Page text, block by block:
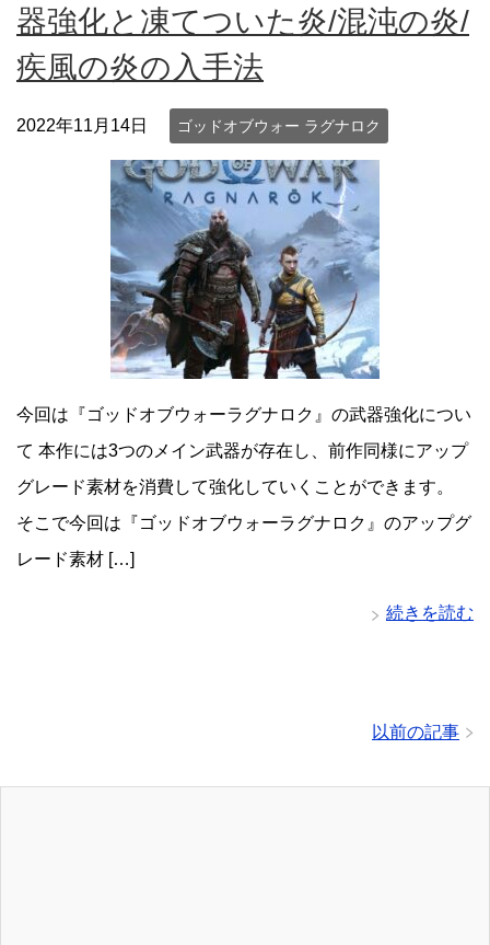
器強化と凍てついた炎/混沌の炎/
疾風の炎の入手法
2022年11月14日 ゴッドオブウォー ラグナロク
今回は『ゴッドオブウォーラグナロク』の武器強化につい
て 本作には3つのメイン武器が存在し、前作同様にアップ
グレード素材を消費して強化していくことができます。
そこで今回は『ゴッドオブウォーラグナロク』のアップグ
レード素材 […]
続きを読む
以前の記事